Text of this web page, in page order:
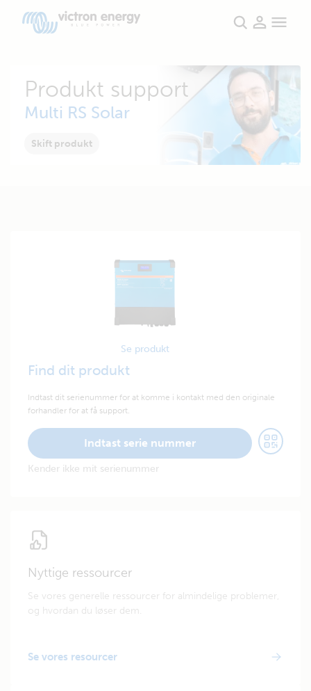
Produkt support
Multi RS Solar
Skift produkt
Se produkt
Find dit produkt
Indtast dit serienummer for at komme i kontakt med den originale
forhandler for at få support.
Indtast serie nummer
Kender ikke mit serienummer
Nyttige ressourcer
Se vores generelle ressourcer for almindelige problemer,
og hvordan du løser dem.
Se vores resourcer